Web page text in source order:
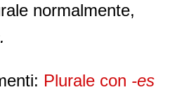
normalmente,
.
Plurale con -es